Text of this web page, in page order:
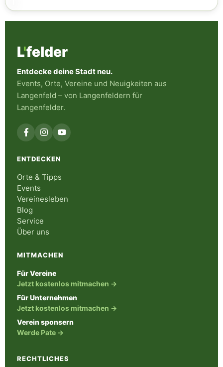
L'felder
Entdecke deine Stadt neu.
Events, Orte, Vereine und Neuigkeiten aus
Langenfeld – von Langenfeldern für
Langenfelder.
ENTDECKEN
Orte & Tipps
Events
Vereinesleben
Blog
Service
Über uns
MITMACHEN
Für Vereine
Jetzt kostenlos mitmachen →
Für Unternehmen
Jetzt kostenlos mitmachen →
Verein sponsern
Werde Pate →
RECHTLICHES